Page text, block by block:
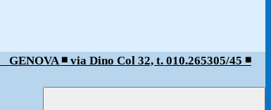
GENOVA ◾️ via Dino Col 32, t. 010.265305/45 ◾️